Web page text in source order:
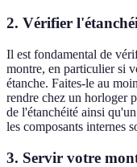
2. Vérifier
Il est fondamental de
montre, en particulier si
étanche. Faites-le au
rendre chez un horloger
de l'étanchéité ainsi
les composants internes
3. Servir votre